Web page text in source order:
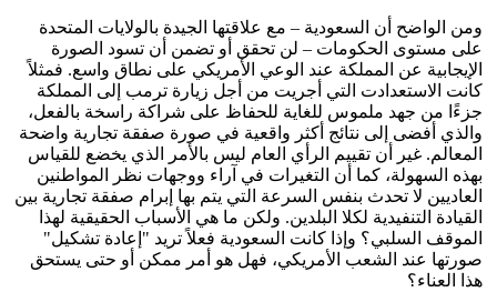
ومن الواضح أن السعودية – مع علاقتها الجيدة بالولايات المتحدة
على مستوى الحكومات – لن تحقق أو تضمن أن تسود الصورة
الإيجابية عن المملكة عند الوعي الأمريكي على نطاق واسع. فمثلاً
كانت الاستعدادت التي أجريت من أجل زيارة ترمب إلى المملكة
جزءًا من جهد ملموس للغاية للحفاظ على شراكة راسخة بالفعل،
والذي أفضى إلى نتائج أكثر واقعية في صورة صفقة تجارية واضحة
المعالم. غير أن تقييم الرأي العام ليس بالأمر الذي يخضع للقياس
بهذه السهولة، كما أن التغيرات في آراء ووجهات نظر المواطنين
العاديين لا تحدث بنفس السرعة التي يتم بها إبرام صفقة تجارية بين
القيادة التنفيدية لكلا البلدين. ولكن ما هي الأسباب الحقيقية لهذا
الموقف السلبي؟ وإذا كانت السعودية فعلاً تريد "إعادة تشكيل"
صورتها عند الشعب الأمريكي، فهل هو أمر ممكن أو حتى يستحق
هذا العناء؟